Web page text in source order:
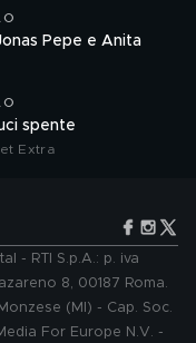
Pepe e Anita
spente
Extra
- RTI S.p.A.: p. iva
8, 00187 Roma.
(MI) - Cap. Soc.
For Europe N.V. -